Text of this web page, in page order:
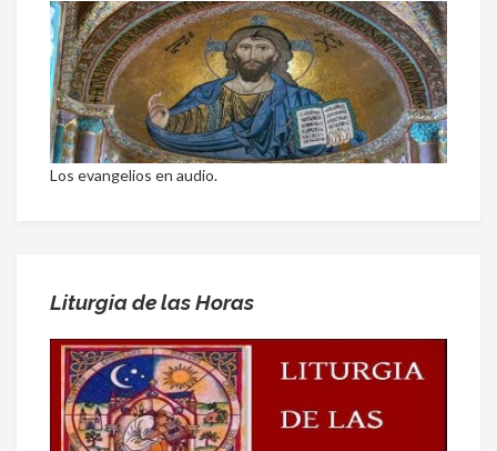
Los evangelios en audio.
Liturgia de las Horas